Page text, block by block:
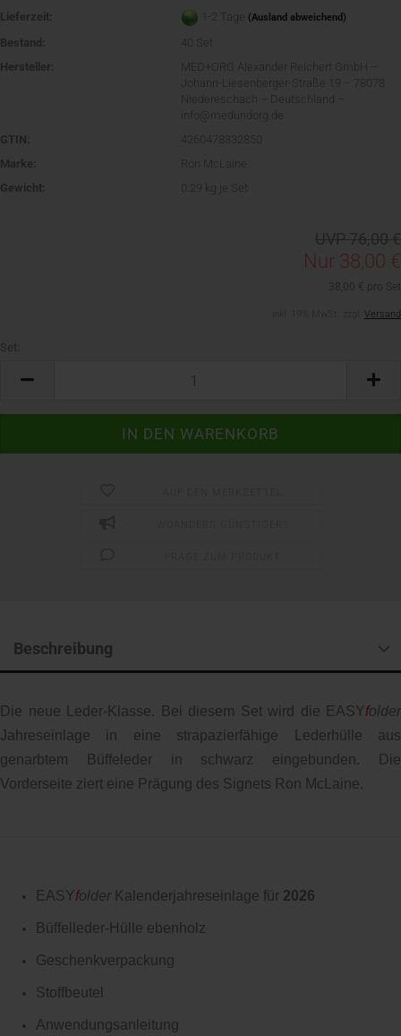
Lieferzeit:
1-2 Tage (Ausland abweichend)
Bestand: 40
Set
Hersteller:
MED+ORG Alexander Reichert GmbH –
Johann-Liesenberger-Straße 19 – 78078
Niedereschach – Deutschland –
info@medundorg.de
GTIN:
4260478332850
Marke:
Ron McLaine
Gewicht:
0.29 kg je Set
Nur 38,00 €
Versand
Set:
Beschreibung
Die neue Leder-Klasse. Bei diesem Set wird die EASYfolder
Jahreseinlage in eine strapazierfähige Lederhülle aus
genarbtem Büffeleder in schwarz eingebunden. Die
Vorderseite ziert eine Prägung des Signets Ron McLaine.
EASYfolder Kalenderjahreseinlage für 2026
Büffelleder-Hülle ebenholz
Geschenkverpackung
Stoffbeutel
Anwendungsanleitung